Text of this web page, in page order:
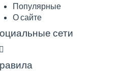
Популярные
О сайте
сети